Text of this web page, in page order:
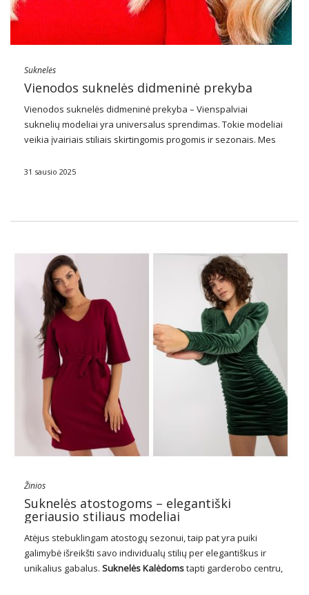
Suknelės
Vienodos suknelės didmeninė prekyba
Vienodos suknelės didmeninė prekyba – Vienspalviai
suknelių modeliai yra universalus sprendimas. Tokie modeliai
veikia įvairiais stiliais skirtingomis progomis ir sezonais. Mes
geriausia vieta jas įsigyti didmeninėje prekyboje.
didmeninės prekybos
31 sausio 2025
Žinios
Suknelės atostogoms – elegantiški
geriausio stiliaus modeliai
Atėjus stebuklingam atostogų sezonui, taip pat yra puiki
galimybė išreikšti savo individualų stilių per elegantiškus ir
unikalius gabalus. SuknelėsKalėdomstapti garderobo centru,